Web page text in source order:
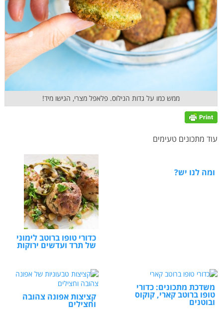
ממש כמו על גדות הנילוס. פלאפל מצרי, הגישו מיד!
עוד מתכונים טעימים
ומה לנו יש?
כדורי טופו ברוטב לימוני
של תרד ועדשים ירוקות
משדכת מתכונים: כדורי
טופו ברוטב קארי, קוקוס
ובוטנים קציצות אפונה צהובה
וחצילים